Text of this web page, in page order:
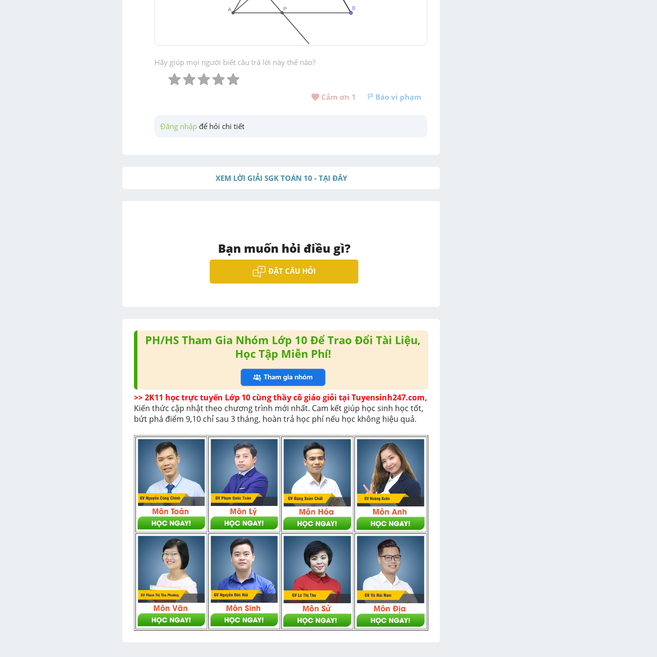
Hãy giúp mọi người biết câu trả lời này thế nào?
Cảm ơn 1 Báo vi phạm
Đăng nhập để hỏi chi tiết
XEM LỜI GIẢI SGK TOÁN 10 - TẠI ĐÂY
Bạn muốn hỏi điều gì?
ĐẶT CÂU HỎI
PH/HS Tham Gia Nhóm Lớp 10 Để Trao Đổi Tài Liệu,
Học Tập Miễn Phí!
>> 2K11 học trực tuyến Lớp 10 cùng thầy cô giáo giỏi tại Tuyensinh247.com,
Kiến thức cập nhật theo chương trình mới nhất. Cam kết giúp học sinh học tốt,
bứt phá điểm 9,10 chỉ sau 3 tháng, hoàn trả học phí nếu học không hiệu quả.